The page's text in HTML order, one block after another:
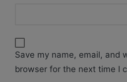
Save my name, email, and
browser for the next time I